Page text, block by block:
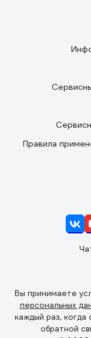
Правила
Вы принимаете
персональных
каждый раз,
обратной